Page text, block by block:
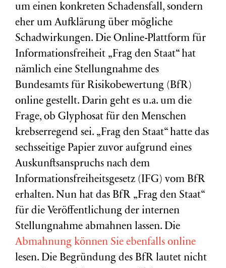
um einen konkreten Schadensfall, sondern
eher um Aufklärung über mögliche
Schadwirkungen. Die Online-Plattform für
Informationsfreiheit „Frag den Staat“ hat
nämlich eine Stellungnahme des
Bundesamts für Risikobewertung (BfR)
online gestellt. Darin geht es u.a. um die
Frage, ob Glyphosat für den Menschen
krebserregend sei. „Frag den Staat“ hatte das
sechsseitige Papier zuvor aufgrund eines
Auskunftsanspruchs nach dem
Informationsfreiheitsgesetz (IFG) vom BfR
erhalten. Nun hat das BfR „Frag den Staat“
für die Veröffentlichung der internen
Stellungnahme abmahnen lassen. Die
Abmahnung können Sie ebenfalls online
lesen. Die Begründung des BfR lautet nicht